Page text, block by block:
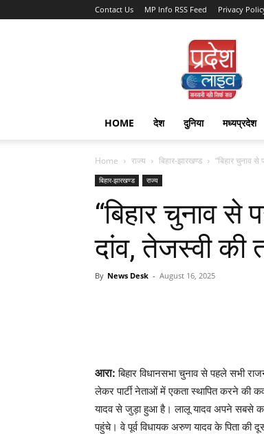
Contact Us MP Info RSS Feed Privacy
Pradesh
Live
HOME देश दुनिया मध्यप्रदेश
Home राज्‍य बिहार-झारखण्‍ड “बिहार चुनाव
बिहार-झारखण्‍ड राज्‍य
“बिहार चुनाव
दांव, तेजस्वी की
By News Desk - August 16, 2025
आरा:बिहार विधानसभा चुनाव से पहले सभी
लेकर पार्टी नेताओं में एकता स्थापित करने की
यादव से जुड़ा हुआ है। लालू यादव अपने सबसे
पहुंचे। वे पूर्व विधायक अरुण यादव के पिता की